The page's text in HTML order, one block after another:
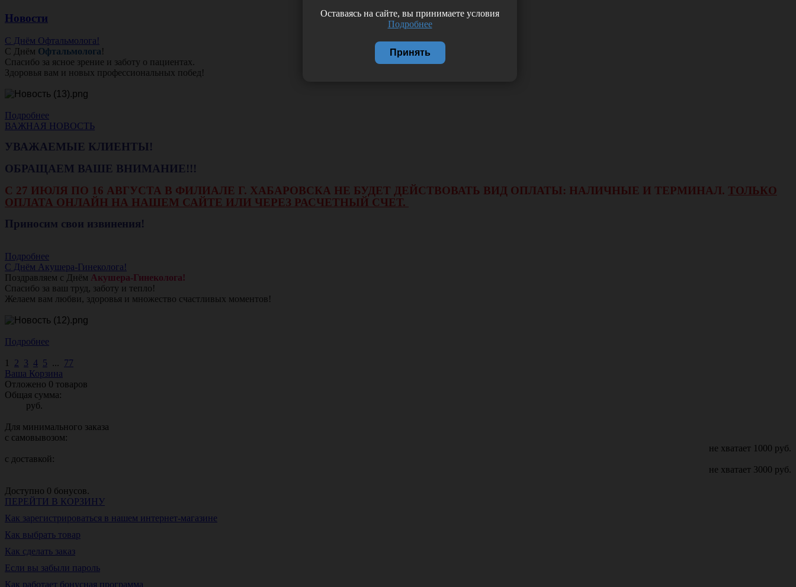
Новости
С Днём Офтальмолога!
С Днём Офтальмолога!
Спасибо за ясное зрение и заботу о пациентах.
Здоровья вам и новых профессиональных побед!
Подробнее
ВАЖНАЯ НОВОСТЬ
УВАЖАЕМЫЕ КЛИЕНТЫ!
ОБРАЩАЕМ ВАШЕ ВНИМАНИЕ!!!
С 27 ИЮЛЯ ПО 16 АВГУСТА В ФИЛИАЛЕ Г. ХАБАРОВСКА НЕ БУДЕТ ДЕЙСТВОВАТЬ ВИД ОПЛАТЫ: НАЛИЧНЫЕ И ТЕРМИНАЛ. ТОЛЬКО
ОПЛАТА ОНЛАЙН НА НАШЕМ САЙТЕ ИЛИ ЧЕРЕЗ РАСЧЕТНЫЙ СЧЕТ.
Приносим свои извинения!
Подробнее
С Днём Акушера-Гинеколога!
Поздравляем с Днём Акушера-Гинеколога!
Спасибо за ваш труд, заботу и тепло!
Желаем вам любви, здоровья и множество счастливых моментов!
Подробнее
1 2 3 4 5 ... 77
Ваша Корзина
Отложено 0 товаров
Общая сумма:
руб.
Для минимального заказа
с самовывозом:
не хватает 1000 руб.
с доставкой:
не хватает 3000 руб.
Доступно 0 бонусов.
ПЕРЕЙТИ В КОРЗИНУ
Как зарегистрироваться в нашем интернет-магазине
Как выбрать товар
Как сделать заказ
Если вы забыли пароль
Как работает бонусная программа
Оставаясь на сайте, вы принимаете условия
Подробнее
Принять